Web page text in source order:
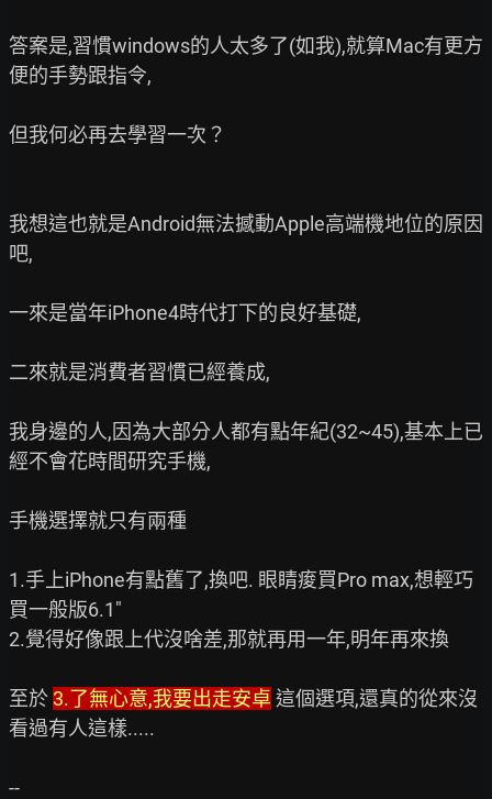
答案是,習慣windows的人太多了(如我),就算Mac有更方
便的手勢跟指令,
但我何必再去學習一次？
我想這也就是Android無法撼動Apple高端機地位的原因
吧,
一來是當年iPhone4時代打下的良好基礎,
二來就是消費者習慣已經養成,
我身邊的人,因為大部分人都有點年紀(32~45),基本上已
經不會花時間研究手機,
手機選擇就只有兩種
1.手上iPhone有點舊了,換吧. 眼睛痠買Pro max,想輕巧
買一般版6.1"
2.覺得好像跟上代沒啥差,那就再用一年,明年再來換
至於 3.了無心意,我要出走安卓 這個選項,還真的從來沒
看過有人這樣.....